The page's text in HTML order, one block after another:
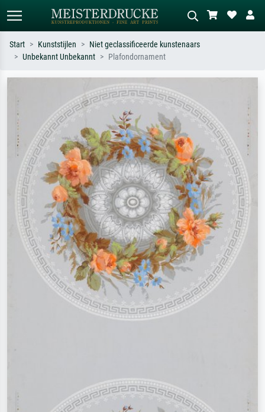
Zoek op kunstenaar, titel of stijl – bijv.
Monet, Sterrennacht, impressionisme,
Hokusai-golf, naakt.
Beschrijf de scène – bijv. groene
weide, abstract met veel rood, donker
olieverfschilderij, staand naakt naast
een boom.
Start Kunststijlen
Niet geclassificeerde kunstenaars
Unbekannt Unbekannt
Plafondornament